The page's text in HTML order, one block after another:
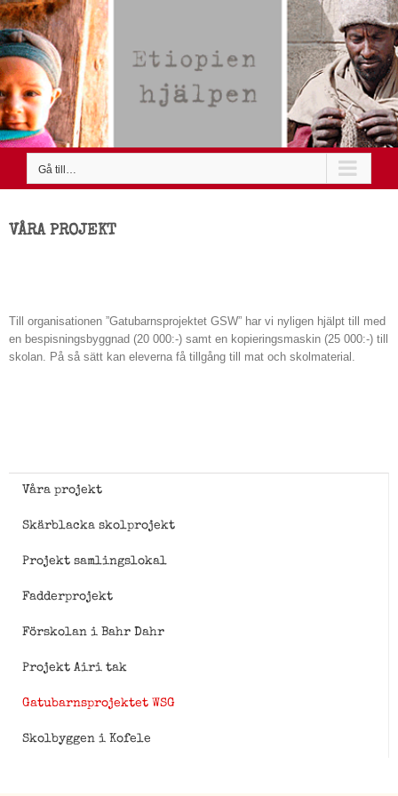
Fortsätt
till
innehållet
Gå till…
VÅRA PROJEKT
Till organisationen ”Gatubarnsprojektet GSW” har vi nyligen hjälpt till med
en bespisningsbyggnad (20 000:-) samt en kopieringsmaskin (25 000:-) till
skolan. På så sätt kan eleverna få tillgång till mat och skolmaterial.
Våra projekt
Skärblacka skolprojekt
Projekt samlingslokal
Fadderprojekt
Förskolan i Bahr Dahr
Projekt Airi tak
Gatubarnsprojektet WSG
Skolbyggen i Kofele